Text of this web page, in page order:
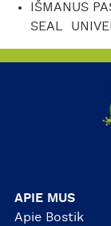
IŠMANUS
SEAL
APIE MUS
Apie Bostik